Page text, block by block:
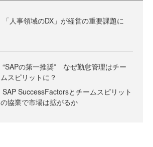
「人事領域のDX」が経営の重要課題に
“SAPの第一推奨” なぜ勤怠管理はチー
ムスピリットに？
SAP SuccessFactorsとチームスピリット
の協業で市場は拡がるか